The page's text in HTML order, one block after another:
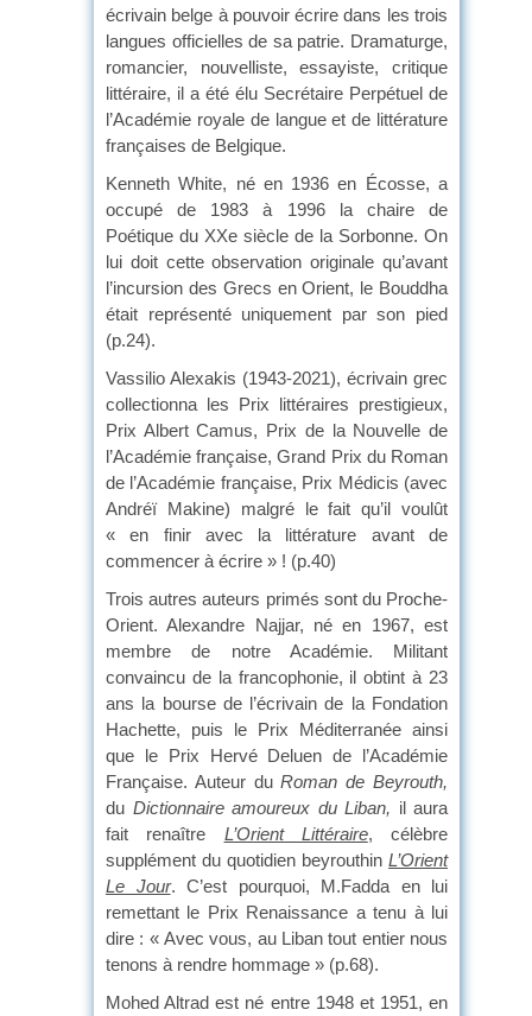
écrivain belge à pouvoir écrire dans les trois
langues officielles de sa patrie. Dramaturge,
romancier, nouvelliste, essayiste, critique
littéraire, il a été élu Secrétaire Perpétuel de
l’Académie royale de langue et de littérature
françaises de Belgique.
Kenneth White, né en 1936 en Écosse, a
occupé de 1983 à 1996 la chaire de
Poétique du XXe siècle de la Sorbonne. On
lui doit cette observation originale qu’avant
l’incursion des Grecs en Orient, le Bouddha
était représenté uniquement par son pied
(p.24).
Vassilio Alexakis (1943-2021), écrivain grec
collectionna les Prix littéraires prestigieux,
Prix Albert Camus, Prix de la Nouvelle de
l’Académie française, Grand Prix du Roman
de l’Académie française, Prix Médicis (avec
Andréï Makine) malgré le fait qu’il voulût
« en finir avec la littérature avant de
commencer à écrire » ! (p.40)
Trois autres auteurs primés sont du Proche-
Orient. Alexandre Najjar, né en 1967, est
membre de notre Académie. Militant
convaincu de la francophonie, il obtint à 23
ans la bourse de l’écrivain de la Fondation
Hachette, puis le Prix Méditerranée ainsi
que le Prix Hervé Deluen de l’Académie
Française. Auteur duRoman de Beyrouth,
du Dictionnaire amoureux du Liban, il aura
fait renaître L’Orient Littéraire, célèbre
supplément du quotidien beyrouthin L’Orient
Le Jour. C’est pourquoi, M.Fadda en lui
remettant le Prix Renaissance a tenu à lui
dire : « Avec vous, au Liban tout entier nous
tenons à rendre hommage » (p.68).
Mohed Altrad est né entre 1948 et 1951, en